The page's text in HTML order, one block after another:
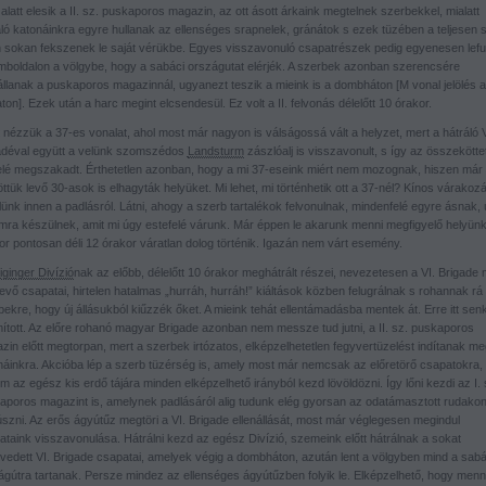
elesik a II. sz. puskaporos magazin, az ott ásott árkaink megtelnek szerbekkel, mialatt
katonáinkra egyre hullanak az ellenséges srapnelek, gránátok s ezek tüzében a teljesen
sokan fekszenek le saját vérükbe. Egyes visszavonuló csapatrészek pedig egyenesen
a völgybe, hogy a sabáci országutat elérjék. A szerbek azonban szerencsére
a puskaporos magazinnál, ugyanezt teszik a mieink is a dombháton [M vonal jelölés a
Ezek után a harc megint elcsendesül. Ez volt a II. felvonás délelőtt 10 órakor.
nézzük a 37-es vonalat, ahol most már nagyon is válságossá vált a helyzet, mert a hátráló
együtt a velünk szomszédos Landsturm zászlóalj is visszavonult, s így az
megszakadt. Érthetetlen azonban, hogy a mi 37-eseink miért nem mozognak, hiszen már
levő 30-asok is elhagyták helyüket. Mi lehet, mi történhetik ott a 37-nél? Kínos
innen a padlásról. Látni, ahogy a szerb tartalékok felvonulnak, mindenfelé egyre ásnak,
készülnek, amit mi úgy estefelé várunk. Már éppen le akarunk menni megfigyelő
pontosan déli 12 órakor váratlan dolog történik. Igazán nem várt esemény.
Divíziónak az előbb, délelőtt 10 órakor meghátrált részei, nevezetesen a VI. Brigade
csapatai, hirtelen hatalmas „hurráh, hurráh!” kiáltások közben felugrálnak s rohannak rá
hogy új állásukból kiűzzék őket. A mieink tehát ellentámadásba mentek át. Erre itt
Az előre rohanó magyar Brigade azonban nem messze tud jutni, a II. sz. puskaporos
előtt megtorpan, mert a szerbek irtózatos, elképzelhetetlen fegyvertüzelést indítanak
Akcióba lép a szerb tüzérség is, amely most már nemcsak az előretörő csapatokra,
az egész kis erdő tájára minden elképzelhető irányból kezd lövöldözni. Így lőni kezdi az I.
magazint is, amelynek padlásáról alig tudunk elég gyorsan az odatámasztott rudakon
Az erős ágyútűz megtöri a VI. Brigade ellenállását, most már véglegesen megindul
visszavonulása. Hátrálni kezd az egész Divízió, szemeink előtt hátrálnak a sokat
VI. Brigade csapatai, amelyek végig a dombháton, azután lent a völgyben mind a
tartanak. Persze mindez az ellenséges ágyútűzben folyik le. Elképzelhető, hogy